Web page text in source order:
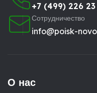
+7 (499) 226 23
Сотрудничество
info@poisk-
О нас